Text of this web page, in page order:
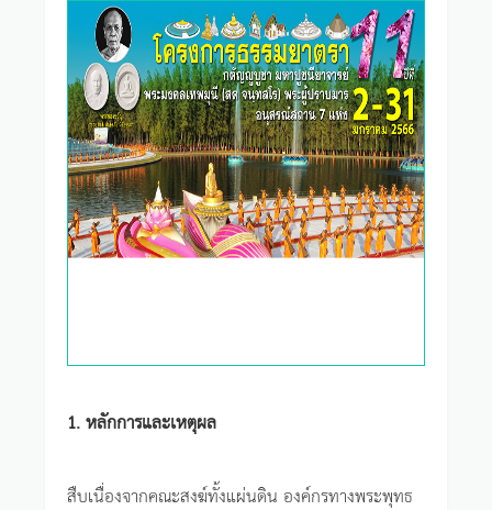
1. หลักการและเหตุผล
สืบเนื่องจากคณะสงฆ์ทั้งแผ่นดิน องค์กรทางพระพุทธ